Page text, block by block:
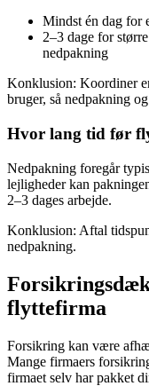
Mindst én dag for
2–3 dage for
nedpakning
Konklusion: Koordiner
bruger, så nedpakning
Hvor lang tid før
Nedpakning foregår
lejligheder kan
2–3 dages arbejde.
Konklusion: Aftal
nedpakning.
flyttefirma
Forsikring kan være
Mange firmaers
firmaet selv har pakket